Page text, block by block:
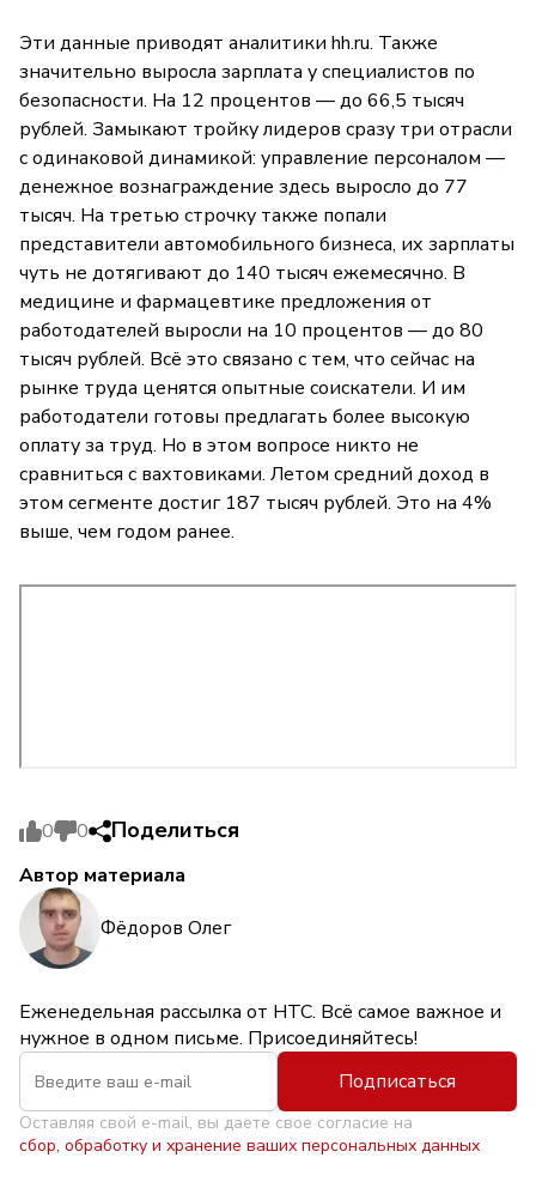
Эти данные приводят аналитики hh.ru. Также
значительно выросла зарплата у специалистов по
безопасности. На 12 процентов — до 66,5 тысяч
рублей. Замыкают тройку лидеров сразу три отрасли
с одинаковой динамикой: управление персоналом —
денежное вознаграждение здесь выросло до 77
тысяч. На третью строчку также попали
представители автомобильного бизнеса, их зарплаты
чуть не дотягивают до 140 тысяч ежемесячно. В
медицине и фармацевтике предложения от
работодателей выросли на 10 процентов — до 80
тысяч рублей. Всё это связано с тем, что сейчас на
рынке труда ценятся опытные соискатели. И им
работодатели готовы предлагать более высокую
оплату за труд. Но в этом вопросе никто не
сравниться с вахтовиками. Летом средний доход в
этом сегменте достиг 187 тысяч рублей. Это на 4%
выше, чем годом ранее.
0 0 Поделиться
Автор материала
Фёдоров Олег
Еженедельная рассылка от НТС. Всё самое важное и
нужное в одном письме. Присоединяйтесь!
Подписаться
Оставляя свой e-mail, вы даете свое согласие на
сбор, обработку и хранение ваших персональных данных